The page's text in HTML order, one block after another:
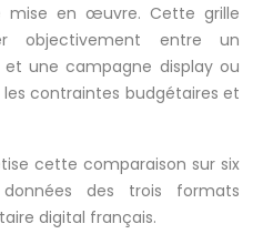
mise en œuvre. Cette grille
objectivement entre un
une campagne display ou
contraintes budgétaires et
cette comparaison sur six
des trois formats
digital français.